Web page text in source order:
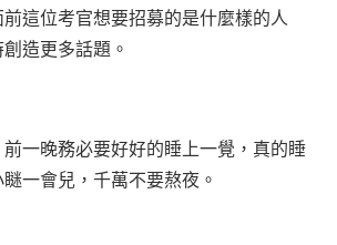
這位考官想要招募的是什麼樣的人
造更多話題。
一晚務必要好好的睡上一覺，真的睡
一會兒，千萬不要熬夜。